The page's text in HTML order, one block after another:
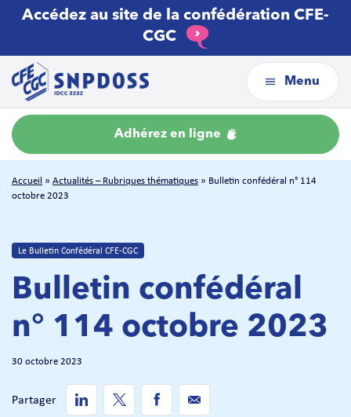
Accédez au site de la confédération CFE-
CGC
Menu
Adhérez en ligne
Accueil » Actualités – Rubriques thématiques » Bulletin confédéral n° 114
octobre 2023
Le Bulletin Confédéral CFE-CGC
Bulletin confédéral
n° 114 octobre 2023
30 octobre 2023
Partager